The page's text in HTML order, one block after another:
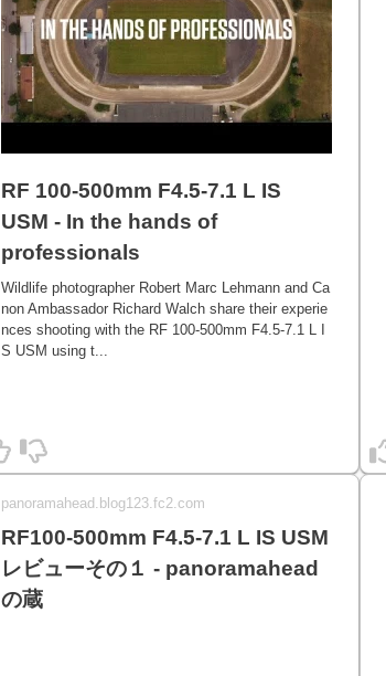
RF 100-500mm F4.5-7.1 L IS
USM - In the hands of
professionals
Wildlife photographer Robert Marc Lehmann and Ca
non Ambassador Richard Walch share their experie
nces shooting with the RF 100-500mm F4.5-7.1 L I
S USM using t...
panoramahead.blog123.fc2.com
RF100-500mm F4.5-7.1 L IS USM
レビューその１ - panoramahead
の蔵